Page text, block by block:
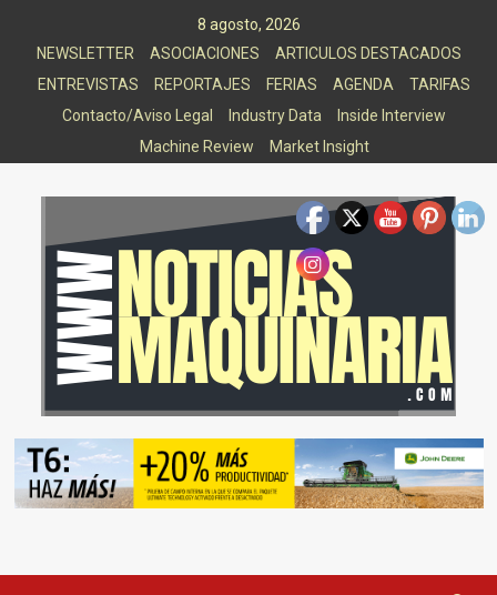
8 agosto, 2026
NEWSLETTER
ASOCIACIONES
ARTICULOS DESTACADOS
ENTREVISTAS
REPORTAJES FERIAS AGENDA
TARIFAS
Contacto/Aviso Legal
Industry Data
Inside Interview
Machine Review
Market Insight